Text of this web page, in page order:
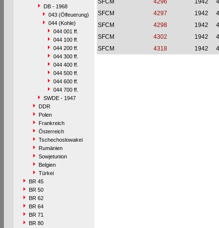
DB - 1968
043 (Ölfeuerung)
044 (Kohle)
044 001 ff.
044 100 ff.
044 200 ff.
044 300 ff.
044 400 ff.
044 500 ff.
044 600 ff.
044 700 ff.
SWDE - 1947
DDR
Polen
Frankreich
Österreich
Tschechoslowakei
Rumänien
Sowjetunion
Belgien
Türkei
BR 45
BR 50
BR 62
BR 64
BR 71
BR 80
SFCM
4296 1942
SFCM
4297 1942
SFCM
4298 1942
SFCM
4302 1942
SFCM
4318 1942